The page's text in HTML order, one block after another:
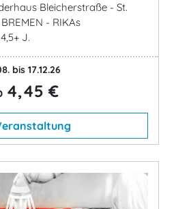
Bleicherstraße - St.
- RIKAs
J.
bis 17.12.26
4,45 €